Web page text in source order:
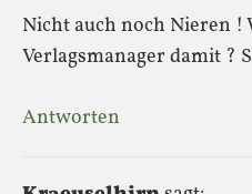
Nicht auch noch Nieren !
Verlagsmanager damit ?
Antworten